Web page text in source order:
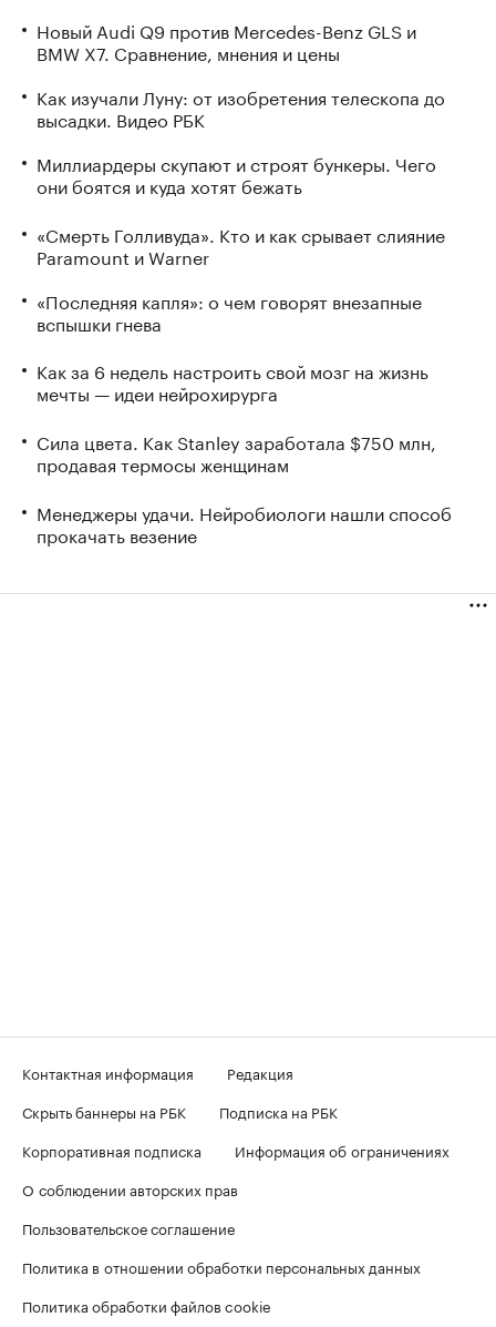
Новый Audi Q9 против Mercedes-Benz GLS и
BMW X7. Сравнение, мнения и цены
Как изучали Луну: от изобретения телескопа до
высадки. Видео РБК
Миллиардеры скупают и строят бункеры. Чего
они боятся и куда хотят бежать
«Смерть Голливуда». Кто и как срывает слияние
Paramount и Warner
«Последняя капля»: о чем говорят внезапные
вспышки гнева
Как за 6 недель настроить свой мозг на жизнь
мечты — идеи нейрохирурга
Сила цвета. Как Stanley заработала $750 млн,
продавая термосы женщинам
Менеджеры удачи. Нейробиологи нашли способ
прокачать везение
Контактная информация
Редакция
Скрыть баннеры на РБК
Подписка на РБК
Корпоративная подписка
Информация об ограничениях
О соблюдении авторских прав
Пользовательское соглашение
Политика в отношении обработки персональных данных
Политика обработки файлов cookie